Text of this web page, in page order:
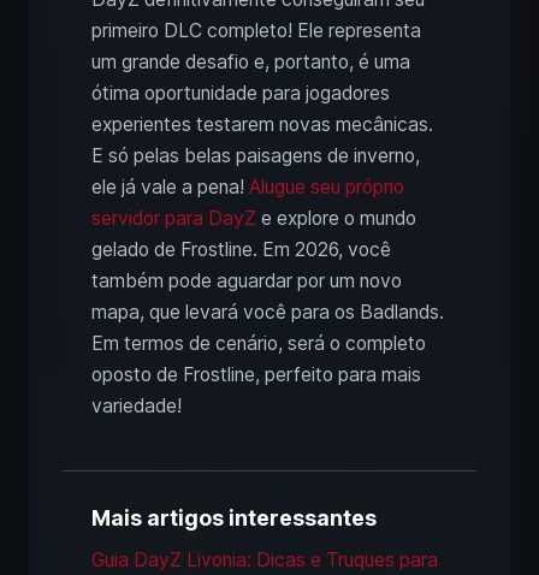
primeiro DLC completo! Ele representa
um grande desafio e, portanto, é uma
ótima oportunidade para jogadores
experientes testarem novas mecânicas.
E só pelas belas paisagens de inverno,
ele já vale a pena! Alugue seu próprio
servidor para DayZ e explore o mundo
gelado de Frostline. Em 2026, você
também pode aguardar por um novo
mapa, que levará você para os Badlands.
Em termos de cenário, será o completo
oposto de Frostline, perfeito para mais
variedade!
Mais artigos interessantes
Guia DayZ Livonia: Dicas e Truques para